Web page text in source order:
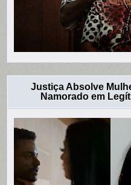
Justiça Absolve
Namorado em